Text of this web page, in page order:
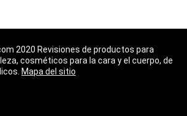
2020 Revisiones de productos para
cosméticos para la cara y el cuerpo, de
Mapa del sitio